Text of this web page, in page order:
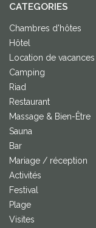
CATEGORIES
Chambres d'hôtes
Hôtel
Location de vacances
Camping
Riad
Restaurant
Massage & Bien-Être
Sauna
Bar
Mariage / réception
Activités
Festival
Plage
Visites